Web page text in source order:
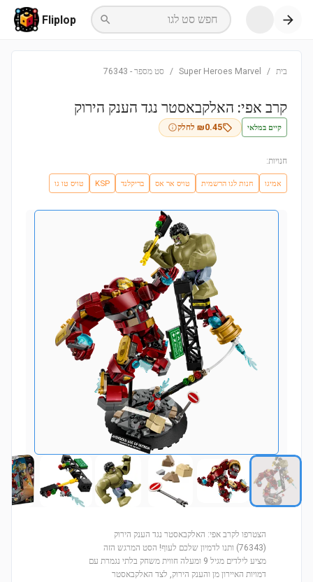
חפש סט לגו Fliplop
בית /
Super Heroes Marvel
/ סט מספר -
76343
קרב אפי: האלקבאסטר נגד הענק הירוק
קיים במלאי ₪0.45 לחלק
חנויות:
אמיגו חנות לגו הרשמית טויס אר אס בריקלנד KSP טויס טו גו
הצטרפו לקרב אפי: האלקבאסטר נגד הענק הירוק
(76343) ותנו לדמיון שלכם לעוף! הסט המרגש הזה
מציע לילדים מגיל 9 ומעלה חווית משחק בלתי נגמרת עם
דמויות האיירון מן והענק הירוק, לצד האלקבאסטר